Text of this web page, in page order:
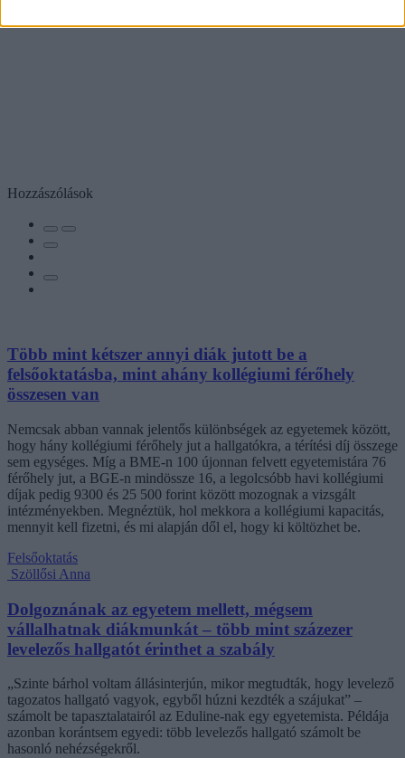
Hozzászólások
Több mint kétszer annyi diák jutott be a
felsőoktatásba, mint ahány kollégiumi férőhely
összesen van
Nemcsak abban vannak jelentős különbségek az egyetemek között,
hogy hány kollégiumi férőhely jut a hallgatókra, a térítési díj összege
sem egységes. Míg a BME-n 100 újonnan felvett egyetemistára 76
férőhely jut, a BGE-n mindössze 16, a legolcsóbb havi kollégiumi
díjak pedig 9300 és 25 500 forint között mozognak a vizsgált
intézményekben. Megnéztük, hol mekkora a kollégiumi kapacitás,
mennyit kell fizetni, és mi alapján dől el, hogy ki költözhet be.
Felsőoktatás
Szöllősi Anna
Dolgoznának az egyetem mellett, mégsem
vállalhatnak diákmunkát – több mint százezer
levelezős hallgatót érinthet a szabály
„Szinte bárhol voltam állásinterjún, mikor megtudták, hogy levelező
tagozatos hallgató vagyok, egyből húzni kezdték a szájukat” –
számolt be tapasztalatairól az Eduline-nak egy egyetemista. Példája
azonban korántsem egyedi: több levelezős hallgató számolt be
hasonló nehézségekről.